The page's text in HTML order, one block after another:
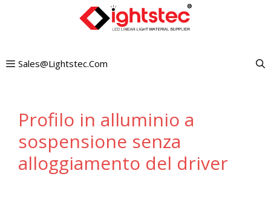
Sales@lightstec.com
Profilo in alluminio a
sospensione senza
alloggiamento del driver